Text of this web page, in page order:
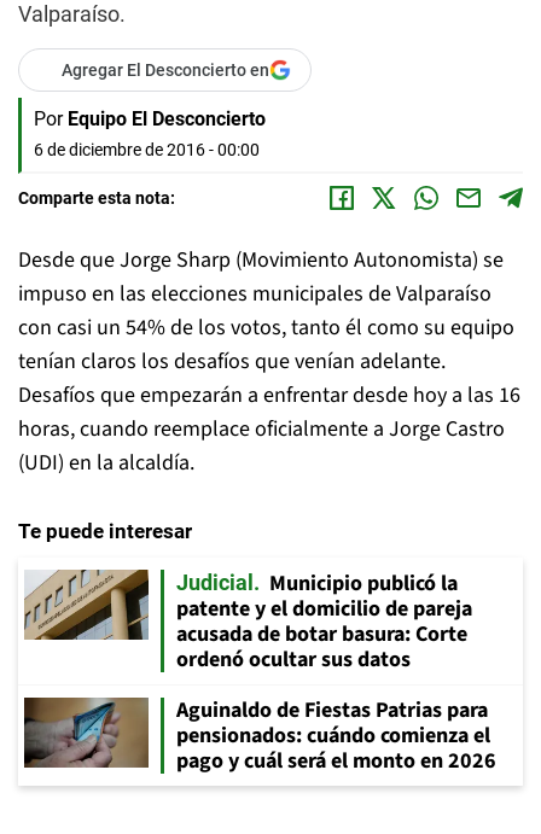
Valparaíso.
Agregar El Desconcierto en
Por Equipo El Desconcierto
6 de diciembre de 2016 - 00:00
Comparte esta nota:
Desde que Jorge Sharp (Movimiento Autonomista) se
impuso en las elecciones municipales de Valparaíso
con casi un 54% de los votos, tanto él como su equipo
tenían claros los desafíos que venían adelante.
Desafíos que empezarán a enfrentar desde hoy a las 16
horas, cuando reemplace oficialmente a Jorge Castro
(UDI) en la alcaldía.
Te puede interesar
Judicial
Municipio publicó la
patente y el domicilio de pareja
acusada de botar basura: Corte
ordenó ocultar sus datos
Aguinaldo de Fiestas Patrias para
pensionados: cuándo comienza el
pago y cuál será el monto en 2026